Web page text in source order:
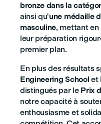
bronze dans la
ainsi qu'une médaille
masculine, mettant
leur préparation
premier plan.
En plus des résultats
Engineering Schoolet
distingués par le Prix
notre capacité à
enthousiasme et